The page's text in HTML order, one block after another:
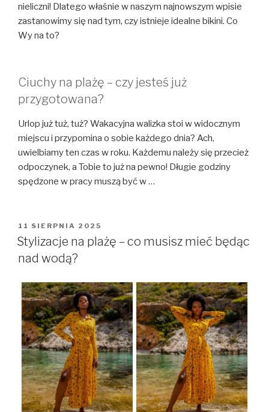
nieliczni! Dlatego właśnie w naszym najnowszym wpisie
zastanowimy się nad tym, czy istnieje idealne bikini. Co
Wy na to?
Ciuchy na plażę – czy jesteś już
przygotowana?
Urlop już tuż, tuż? Wakacyjna walizka stoi w widocznym
miejscu i przypomina o sobie każdego dnia? Ach,
uwielbiamy ten czas w roku. Każdemu należy się przecież
odpoczynek, a Tobie to już na pewno! Długie godziny
spędzone w pracy muszą być w …
OPUBLIKOWANE
W
11 SIERPNIA 2025
Stylizacje na plażę – co musisz mieć będąc
nad wodą?